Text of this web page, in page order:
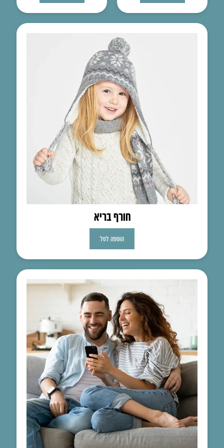
חורף בריא
הוספה לסל